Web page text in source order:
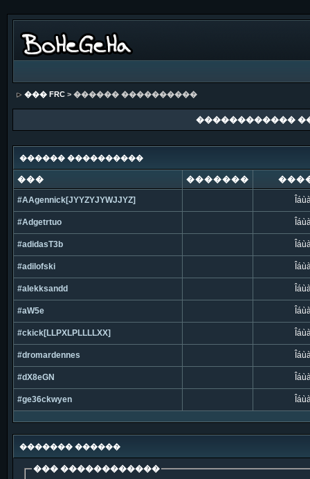
��� FRC> ������ ����������
������������
������ ����������
��� �������
#AAgennick[JYYZYJYWJJYZ]
#Adgetrtuo
#adidasT3b
#adilofski
#alekksandd
#aW5e
#ckick[LLPXLPLLLLXX]
#dromardennes
#dX8eGN
#ge36ckwyen
������� ������
��� ������������